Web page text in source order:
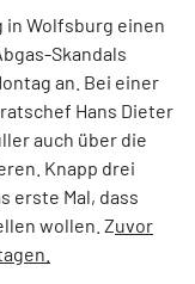
in Wolfsburg einen
Skandals
an. Bei einer
Hans Dieter
auch über die
Knapp drei
erste Mal, dass
wollen. Zuvor